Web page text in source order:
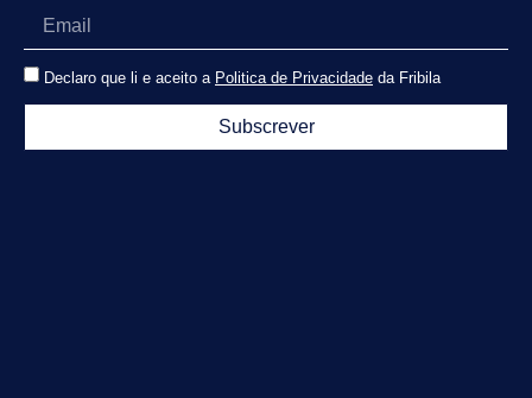
Declaro que li e aceito a Politica de Privacidade da Fribila
Subscrever